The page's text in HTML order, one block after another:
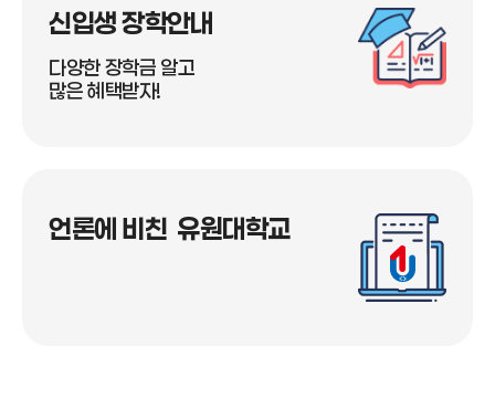
제한될 수 있음 신청방법 한국장학재단 홈페이지에서
국가장학금 신청 한국장학재단 바로가기 신청기간 국가
장학금 2차 신청기간은 한국장학재단 홈페이지 공지를
확인하시기 바랍니다. 기타 ※ 한국장학재단의 국가장
유원대 카카오채널 1:1 입시상담 ▶ 유원대 유튜브 채널
👍 유원대 페이스북 📝 유원대 공식블로그
신입생 장학안내
다양한 장학금 알고
많은 혜택받자!
언론에 비친 유원대학교